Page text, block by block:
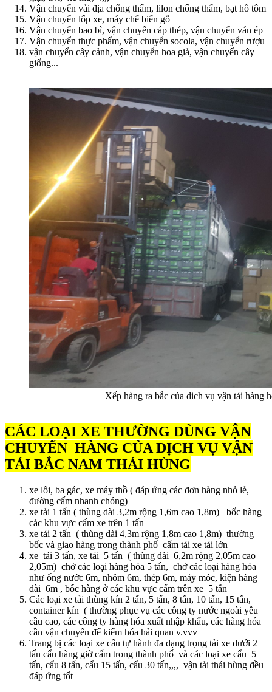
Vận chuyển vải địa chống thấm, lilon chống thấm, bạt hồ tôm
Vận chuyển lốp xe, máy chế biến gỗ
Vận chuyển bao bì, vận chuyển cáp thép, vận chuyển ván ép
Vận chuyển thực phẩm, vận chuyển socola, vận chuyển rượu
vận chuyển cây cảnh, vận chuyển hoa giả, vận chuyển cây
giống...
Xếp hàng ra bắc của dich vụ vận tải hàng
CÁC LOẠI XE THƯỜNG DÙNG VẬN
CHUYỂN HÀNG CỦA DỊCH VỤ VẬN
TẢI BẮC NAM THÁI HÙNG
xe lôi, ba gác, xe máy thồ ( đáp ứng các đơn hàng nhỏ lẻ,
đường cấm nhanh chóng)
xe tải 1 tấn ( thùng dài 3,2m rộng 1,6m cao 1,8m) bốc hàng
các khu vực cấm xe trên 1 tấn
xe tải 2 tấn ( thùng dài 4,3m rộng 1,8m cao 1,8m) thường
bốc và giao hàng trong thành phố cấm tải xe tải lớn
xe tải 3 tấn, xe tải 5 tấn ( thùng dài 6,2m rộng 2,05m cao
2,05m) chở các loại hàng hóa 5 tấn, chở các loại hàng hóa
như ống nước 6m, nhôm 6m, thép 6m, máy móc, kiện hàng
dài 6m , bốc hàng ở các khu vực cấm trên xe 5 tấn
Các loại xe tải thùng kín 2 tấn, 5 tấn, 8 tấn, 10 tấn, 15 tấn,
container kín ( thường phục vụ các công ty nước ngoài yêu
cầu cao, các công ty hàng hóa xuất nhập khẩu, các hàng hóa
cần vận chuyển để kiểm hóa hải quan v.vvv
Trang bị các loại xe cẩu tự hành đa dạng trọng tải xe dưới 2
tấn cẩu hàng giờ cấm trong thành phố và các loại xe cẩu 5
tấn, cẩu 8 tấn, cẩu 15 tấn, cẩu 30 tấn,,,, vận tải thái hùng đều
đáp ứng tốt